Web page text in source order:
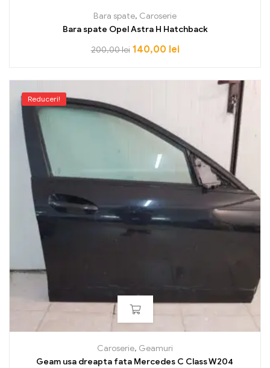
Bara spate, Caroserie
Bara spate Opel Astra H Hatchback
200,00lei 140,00 lei
Reduceri!
Caroserie, Geamuri
Geam usa dreapta fata Mercedes C Class W204